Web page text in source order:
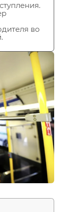
во